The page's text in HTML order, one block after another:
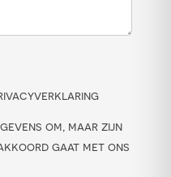
om, maar zijn
gaat met ons